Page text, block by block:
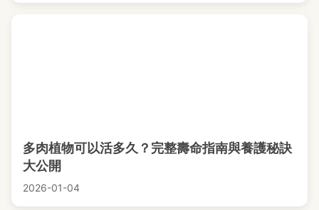
多肉植物可以活多久？完整壽命指南與養護秘訣
大公開
2026-01-04